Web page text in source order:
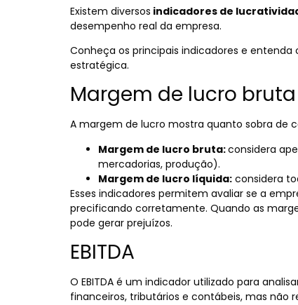
Existem diversos indicadores de
desempenho real da empresa.
Conheça os principais indicadores e
estratégica.
Margem de lucro
A margem de lucro mostra quanto sobra de
Margem de lucro bruta:considera
mercadorias, produção).
Margem de lucro líquida: considera
Esses indicadores permitem avaliar se a
precificando corretamente. Quando as
pode gerar prejuízos.
EBITDA
O EBITDA é um indicador utilizado para
financeiros, tributários e contábeis, mas não